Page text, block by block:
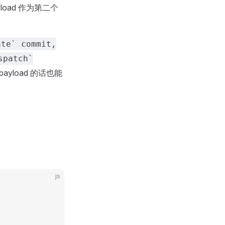
作为第二个
commit,
的话也能
js